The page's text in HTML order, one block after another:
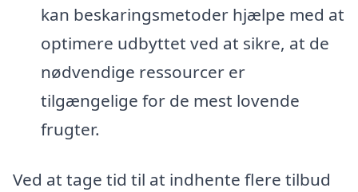
kan beskaringsmetoder hjælpe med at
optimere udbyttet ved at sikre, at de
nødvendige ressourcer er
tilgængelige for de mest lovende
frugter.
Ved at tage tid til at indhente flere tilbud